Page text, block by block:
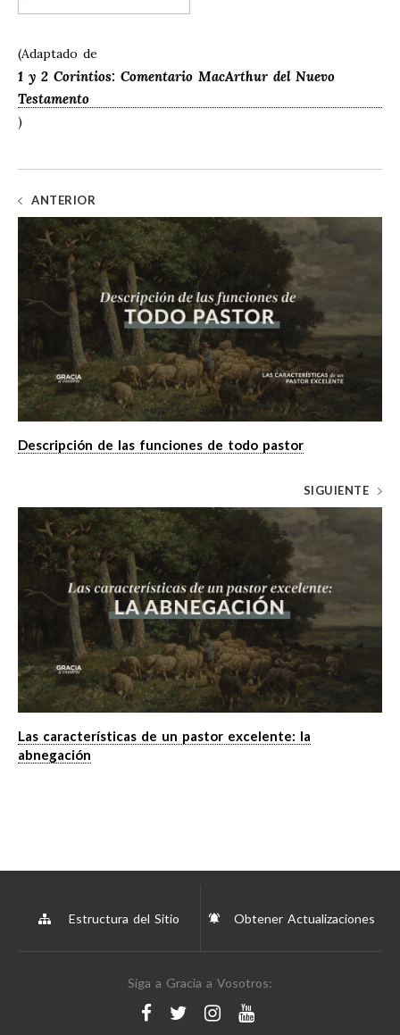
(Adaptado de
1 y 2 Corintios: Comentario MacArthur del Nuevo
Testamento
)
ANTERIOR
Descripción de las funciones de todo pastor
SIGUIENTE
Las características de un pastor excelente: la
abnegación
Estructura del Sitio Obtener Actualizaciones
Siga a Gracia a Vosotros: